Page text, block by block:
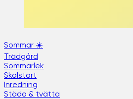
Sommar ☀️
Trädgård
Sommarlek
Skolstart
Inredning
Städa & tvätta